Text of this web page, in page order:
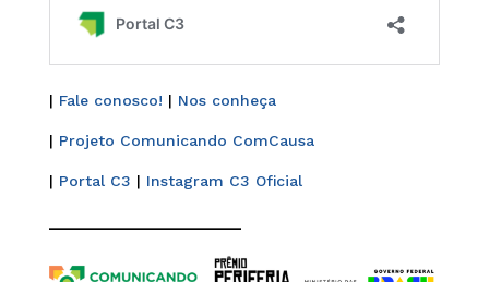
| Fale conosco! | Nos conheça
| Projeto Comunicando ComCausa
| Portal C3 | Instagram C3 Oficial